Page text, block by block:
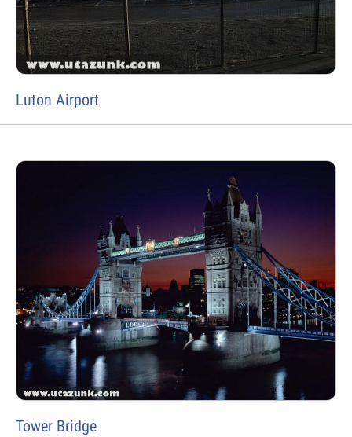
Luton Airport
Tower Bridge